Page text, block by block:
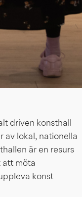
driven konsthall
av lokal, nationella
är en resurs
att möta
konst